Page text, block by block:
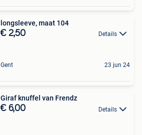
longsleeve, maat 104
€ 2,50 Details
Gent 23 jun 24
Giraf knuffel van Frendz
€ 6,00 Details